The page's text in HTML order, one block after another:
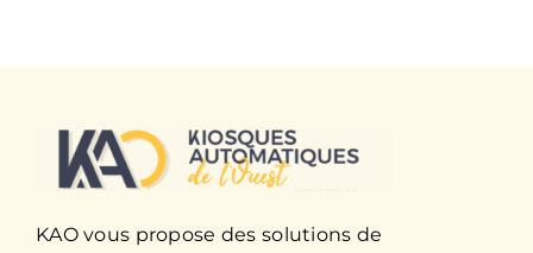
KAO vous propose des solutions de